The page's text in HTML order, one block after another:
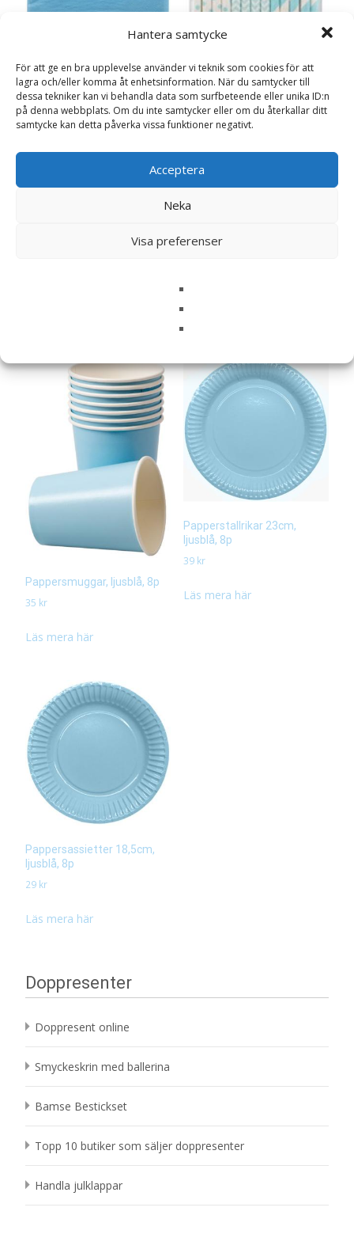
Hantera samtycke
För att ge en bra upplevelse använder vi teknik som cookies för att
lagra och/eller komma åt enhetsinformation. När du samtycker till
dessa tekniker kan vi behandla data som surfbeteende eller unika ID:n
på denna webbplats. Om du inte samtycker eller om du återkallar ditt
samtycke kan detta påverka vissa funktioner negativt.
Acceptera
Neka
Visa preferenser
Servetter ljusblå, 20p
29kr
Sugrör i papper ljusblå mix,
Läs mera här
Pappersmuggar, ljusblå, 8p
35 kr
Läs mera här
Papperstallrikar 23cm,
ljusblå, 8p
39 kr
Läs mera här
Pappersassietter 18,5cm,
ljusblå, 8p
29 kr
Läs mera här
Doppresenter
Doppresent online
Smyckeskrin med ballerina
Bamse Bestickset
Topp 10 butiker som säljer doppresenter
Handla julklappar